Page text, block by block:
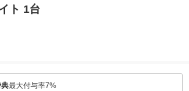
ト 1台
最大付与率7%